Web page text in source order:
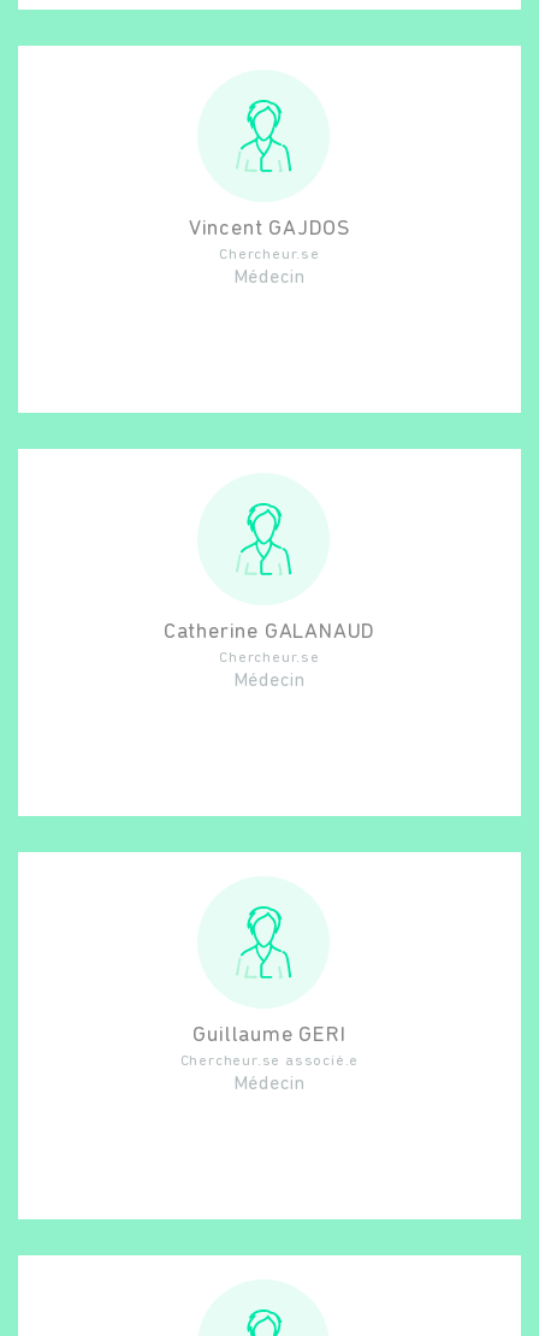
Vincent GAJDOS
Chercheur.se
Médecin
Catherine GALANAUD
Chercheur.se
Médecin
Guillaume GERI
Chercheur.se associé.e
Médecin